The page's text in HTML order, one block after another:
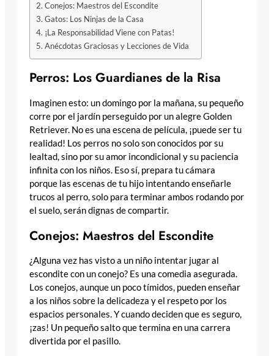
Conejos: Maestros del Escondite
Gatos: Los Ninjas de la Casa
¡La Responsabilidad Viene con Patas!
Anécdotas Graciosas y Lecciones de Vida
Perros: Los Guardianes de la Risa
Imaginen esto: un domingo por la mañana, su pequeño
corre por el jardín perseguido por un alegre Golden
Retriever. No es una escena de película, ¡puede ser tu
realidad! Los perros no solo son conocidos por su
lealtad, sino por su amor incondicional y su paciencia
infinita con los niños. Eso sí, prepara tu cámara
porque las escenas de tu hijo intentando enseñarle
trucos al perro, solo para terminar ambos rodando por
el suelo, serán dignas de compartir.
Conejos: Maestros del Escondite
¿Alguna vez has visto a un niño intentar jugar al
escondite con un conejo? Es una comedia asegurada.
Los conejos, aunque un poco tímidos, pueden enseñar
a los niños sobre la delicadeza y el respeto por los
espacios personales. Y cuando deciden que es seguro,
¡zas! Un pequeño salto que termina en una carrera
divertida por el pasillo.